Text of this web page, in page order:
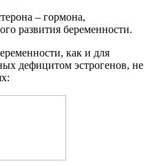
– гормона,
развития беременности.
как и для
дефицитом эстрогенов, не